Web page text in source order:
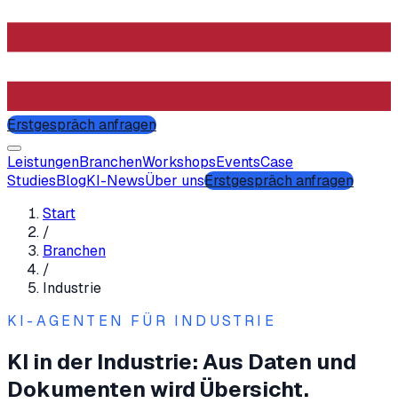
Erstgespräch anfragen
LeistungenBranchenWorkshopsEventsCase
StudiesBlogKI-NewsÜber unsErstgespräch anfragen
Start
/
Branchen
/
Industrie
KI-AGENTEN FÜR INDUSTRIE
KI in der Industrie: Aus Daten und
Dokumenten wird Übersicht.